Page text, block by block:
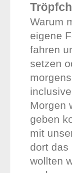
Warum
eigene
fahren
setzen
Morgen
geben
mit
dort das
wollten